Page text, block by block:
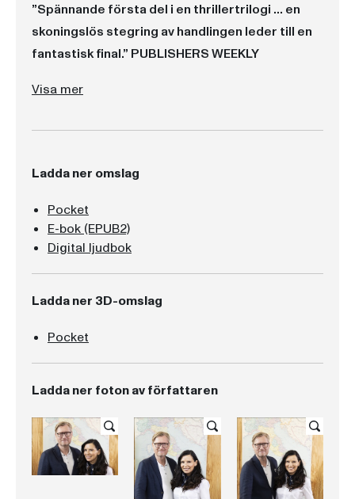
”Spännande första del i en thrillertrilogi ... en
skoningslös stegring av handlingen leder till en
fantastisk final.” PUBLISHERS WEEKLY
Visa mer
Ladda ner omslag
Pocket
E-bok (EPUB2)
Digital ljudbok
Ladda ner 3D-omslag
Pocket
Ladda ner foton av författaren